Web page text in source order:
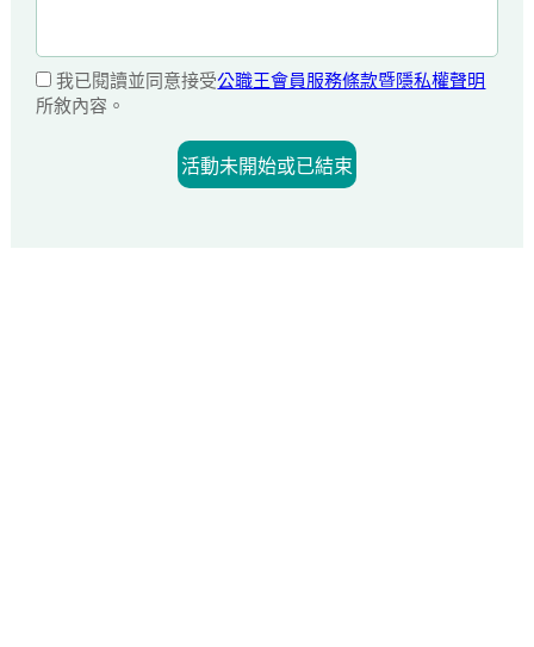
我已閱讀並同意接受公職王會員服務條款暨隱私權聲明
所敘內容。
活動未開始或已結束